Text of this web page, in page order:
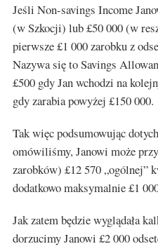
Jeśli Non-savings Income
(w Szkocji) lub £50 000 (w
pierwsze £1 000 zarobku z
Nazywa się to Savings
£500 gdy Jan wchodzi na
gdy zarabia powyżej £150 000.
Tak więc podsumowując
omówiliśmy, Janowi może
zarobków) £12 570 „ogólnej”
dodatkowo maksymalnie £1
Jak zatem będzie wyglądała
dorzucimy Janowi £2 000